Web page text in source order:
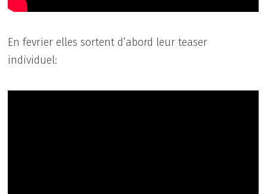
En fevrier elles sortent d’abord leur teaser
individuel: